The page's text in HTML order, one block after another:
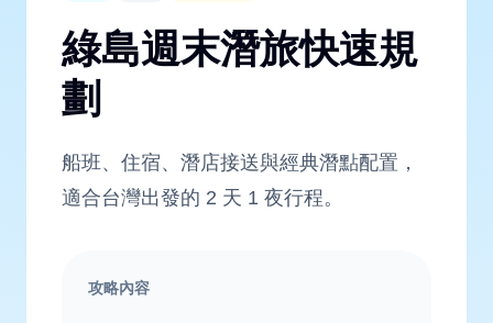
綠島週末潛旅快速規
劃
船班、住宿、潛店接送與經典潛點配置，
適合台灣出發的 2 天 1 夜行程。
攻略內容